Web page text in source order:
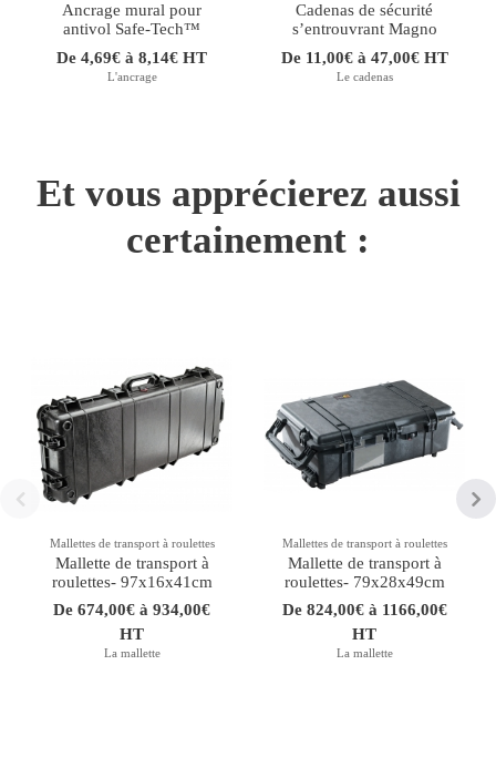
Ancrage mural pour
antivol Safe-Tech™
De 4,69€ à 8,14€ HT
L'ancrage
Cadenas de sécurité
sʼentrouvrant Magno
De 11,00€ à 47,00€ HT
Le cadenas
Et vous apprécierez aussi
certainement :
Mallettes de transport à roulettes
Mallette de transport à
roulettes- 97x16x41cm
De 674,00€ à 934,00€
HT
La mallette
Mallettes de transport à roulettes
Mallette de transport à
roulettes- 79x28x49cm
De 824,00€ à 1166,00€
HT
La mallette